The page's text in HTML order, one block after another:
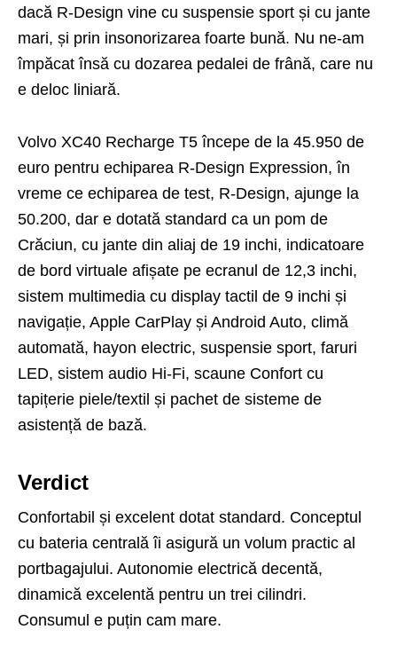
dacă R-De­sign vine cu suspensie sport și cu jante
mari, și prin insonorizarea foarte bună. Nu ne-am
împăcat însă cu dozarea pe­dalei de frână, care nu
e deloc liniară.
Volvo XC40 Recharge T5 începe de la 45.950 de
euro pentru echiparea R-Design Expression, în
vreme ce echiparea de test, R-Design, ajunge la
50.200, dar e dotată standard ca un pom de
Crăciun, cu jante din aliaj de 19 inchi, indicatoare
de bord virtuale afișate pe ecranul de 12,3 inchi,
sistem multimedia cu display tactil de 9 inchi și
navigație, Apple CarPlay și Android Auto, climă
automată, hayon electric, suspensie sport, faruri
LED, sistem audio Hi-Fi, scaune Confort cu
tapițerie piele/textil și pachet de sisteme de
asistență de bază.
Verdict
Confortabil și excelent dotat standard. Conceptul
cu bateria centrală îi asigură un volum practic al
portbagajului. Autonomie electrică decentă,
dinamică excelentă pentru un trei cilindri.
Consumul e puțin cam mare.